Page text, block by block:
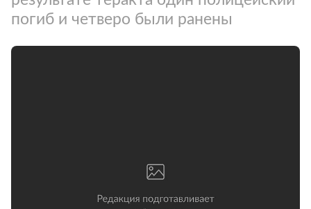
погиб и четверо были ранены